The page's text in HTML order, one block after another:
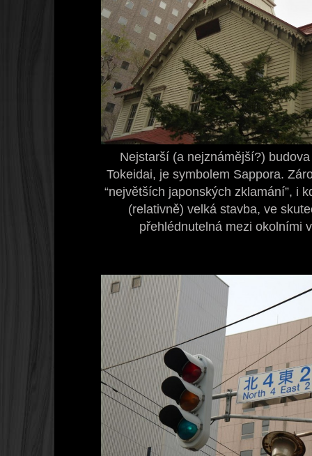
Nejstarší (a nejznámější?)
Tokeidai, je symbolem Sappora.
“největších japonských zklamání”, i
(relativně) velká stavba, ve
přehlédnutelná mezi okolními